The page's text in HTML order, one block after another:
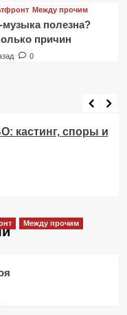
Между прочим
полезна?
причин
0
кастинг, споры и
Между прочим